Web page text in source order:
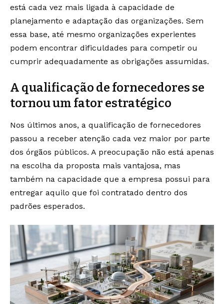
está cada vez mais ligada à capacidade de
planejamento e adaptação das organizações. Sem
essa base, até mesmo organizações experientes
podem encontrar dificuldades para competir ou
cumprir adequadamente as obrigações assumidas.
A qualificação de fornecedores se
tornou um fator estratégico
Nos últimos anos, a qualificação de fornecedores
passou a receber atenção cada vez maior por parte
dos órgãos públicos. A preocupação não está apenas
na escolha da proposta mais vantajosa, mas
também na capacidade que a empresa possui para
entregar aquilo que foi contratado dentro dos
padrões esperados.